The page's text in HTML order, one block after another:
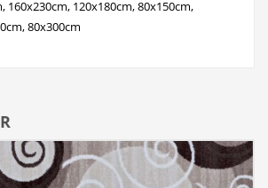
160x230cm, 120x180cm, 80x150cm,
80x300cm